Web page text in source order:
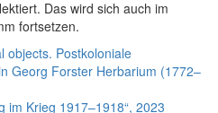
Das wird sich auch im
fortsetzen.
objects. Postkoloniale
Georg Forster Herbarium (1772–
im Krieg 1917–1918“, 2023